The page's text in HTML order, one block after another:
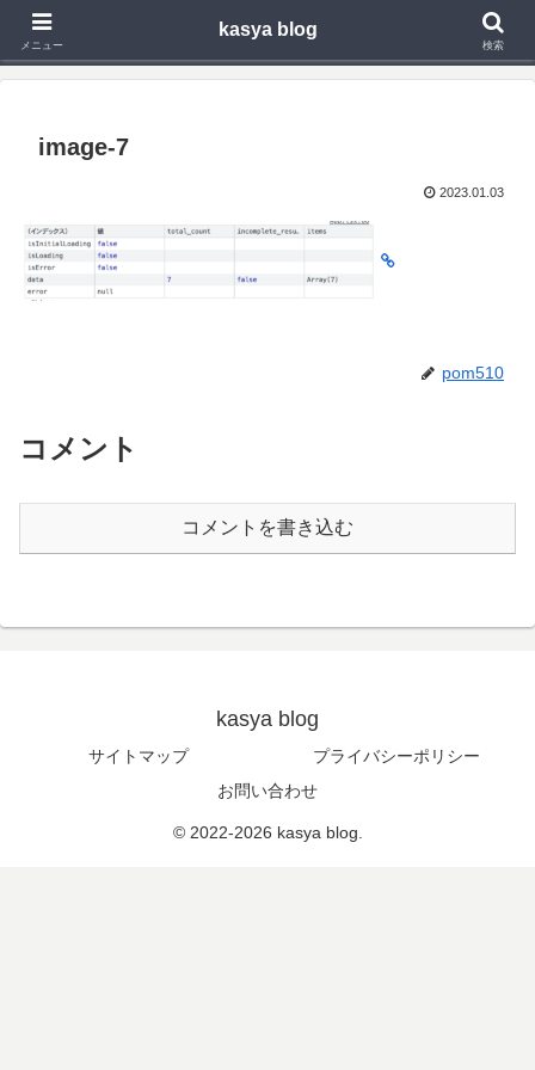
Webアプリ,モバイルアプリの開発や技術検証で得た知見を発信
image-7
2023.01.03
pom510
コメント
コメントを書き込む
kasya blog
サイトマップ
プライバシーポリシー
お問い合わせ
© 2022-2026 kasya blog.
メニュー
kasya blog
検索